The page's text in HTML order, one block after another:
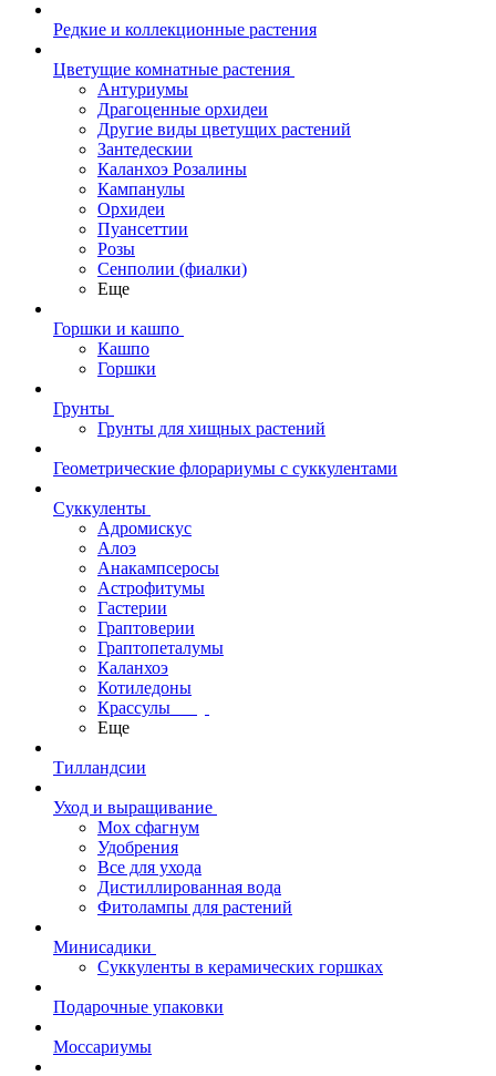
Редкие и коллекционные растения
Цветущие комнатные растения
Антуриумы
Драгоценные орхидеи
Другие виды цветущих растений
Зантедескии
Каланхоэ Розалины
Кампанулы
Орхидеи
Пуансеттии
Розы
Сенполии (фиалки)
Еще
Горшки и кашпо
Кашпо
Горшки
Грунты
Грунты для хищных растений
Геометрические флорариумы с суккулентами
Суккуленты
Адромискус
Алоэ
Анакампсеросы
Астрофитумы
Гастерии
Граптоверии
Граптопеталумы
Каланхоэ
Котиледоны
Крассулы
Еще
Тилландсии
Уход и выращивание
Мох сфагнум
Удобрения
Все для ухода
Дистиллированная вода
Фитолампы для растений
Минисадики
Суккуленты в керамических горшках
Подарочные упаковки
Моссариумы